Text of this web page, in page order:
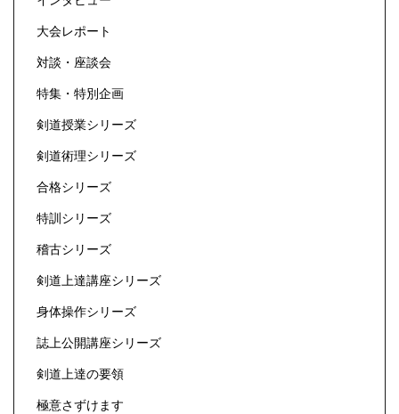
大会レポート
対談・座談会
特集・特別企画
剣道授業シリーズ
剣道術理シリーズ
合格シリーズ
特訓シリーズ
稽古シリーズ
剣道上達講座シリーズ
身体操作シリーズ
誌上公開講座シリーズ
剣道上達の要領
極意さずけます